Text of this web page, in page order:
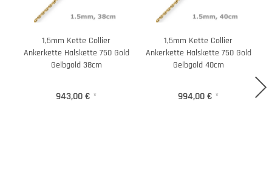
1,5mm Kette Collier
Ankerkette Halskette 750 Gold
Gelbgold 38cm
943,00 € *
1,5mm Kette Collier
Ankerkette Halskette 750 Gold
Gelbgold 40cm
994,00 € *